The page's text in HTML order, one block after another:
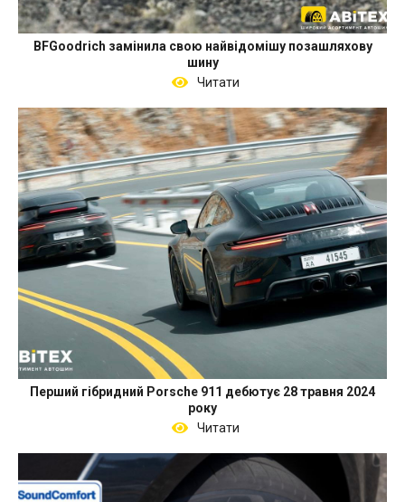
BFGoodrich замінила свою найвідомішу позашляхову
шину
Читати
Перший гібридний Porsche 911 дебютує 28 травня 2024
року
Читати